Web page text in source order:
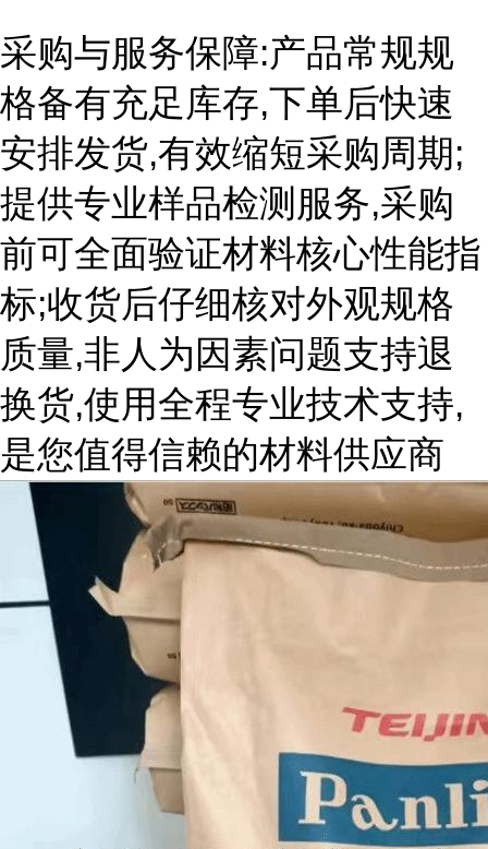
采购与服务保障:产品常规规
格备有充足库存,下单后快速
安排发货,有效缩短采购周期;
提供专业样品检测服务,采购
前可全面验证材料核心性能指
标;收货后仔细核对外观规格
质量,非人为因素问题支持退
换货,使用全程专业技术支持,
是您值得信赖的材料供应商